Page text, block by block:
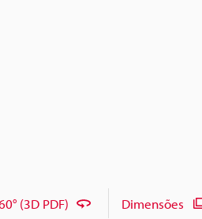
(3D PDF) Dimensões